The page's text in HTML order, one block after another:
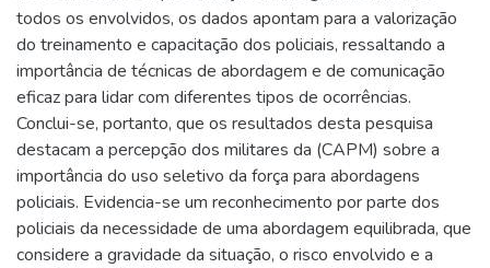
todos os envolvidos, os dados apontam para a valorização
do treinamento e capacitação dos policiais, ressaltando a
importância de técnicas de abordagem e de comunicação
eficaz para lidar com diferentes tipos de ocorrências.
Conclui-se, portanto, que os resultados desta pesquisa
destacam a percepção dos militares da (CAPM) sobre a
importância do uso seletivo da força para abordagens
policiais. Evidencia-se um reconhecimento por parte dos
policiais da necessidade de uma abordagem equilibrada, que
considere a gravidade da situação, o risco envolvido e a